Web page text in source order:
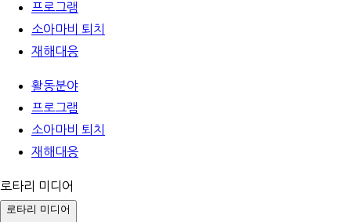
프로그램
소아마비 퇴치
재해대응
활동분야
프로그램
소아마비 퇴치
재해대응
로타리 미디어
로타리 미디어